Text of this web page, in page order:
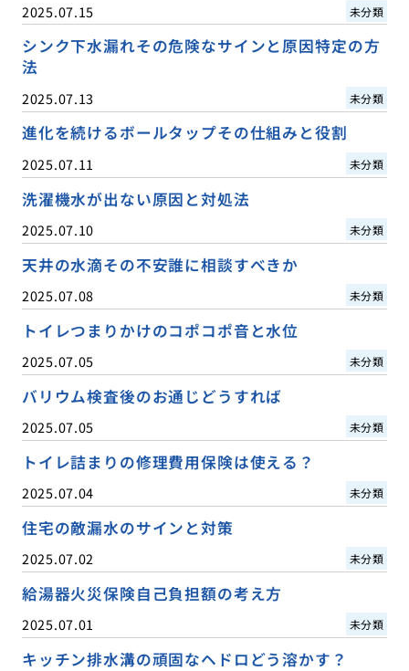
2025.07.15 未分類
シンク下水漏れその危険なサインと原因特定の方
法
2025.07.13 未分類
進化を続けるボールタップその仕組みと役割
2025.07.11 未分類
洗濯機水が出ない原因と対処法
2025.07.10 未分類
天井の水滴その不安誰に相談すべきか
2025.07.08 未分類
トイレつまりかけのコポコポ音と水位
2025.07.05 未分類
バリウム検査後のお通じどうすれば
2025.07.05 未分類
トイレ詰まりの修理費用保険は使える？
2025.07.04 未分類
住宅の敵漏水のサインと対策
2025.07.02 未分類
給湯器火災保険自己負担額の考え方
2025.07.01 未分類
キッチン排水溝の頑固なヘドロどう溶かす？